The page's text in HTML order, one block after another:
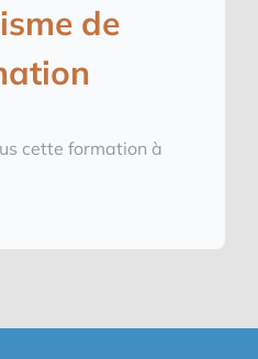
de
cette formation à